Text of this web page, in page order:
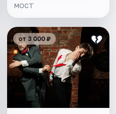
МОСТ
от 3 000 ₽